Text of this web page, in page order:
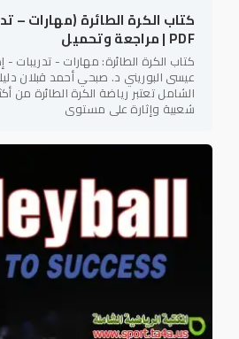
كتاب الكرة الطائرة (مهارات –
PDF | مراجعة وتحميل
كتاب الكرة الطائرة: مهارات - تدريبات
عيسى البوريني د. صبحي أحمد قبلان
الشامل تعتبر رياضة الكرة الطائرة من
شعبية وإثارة على مستوى